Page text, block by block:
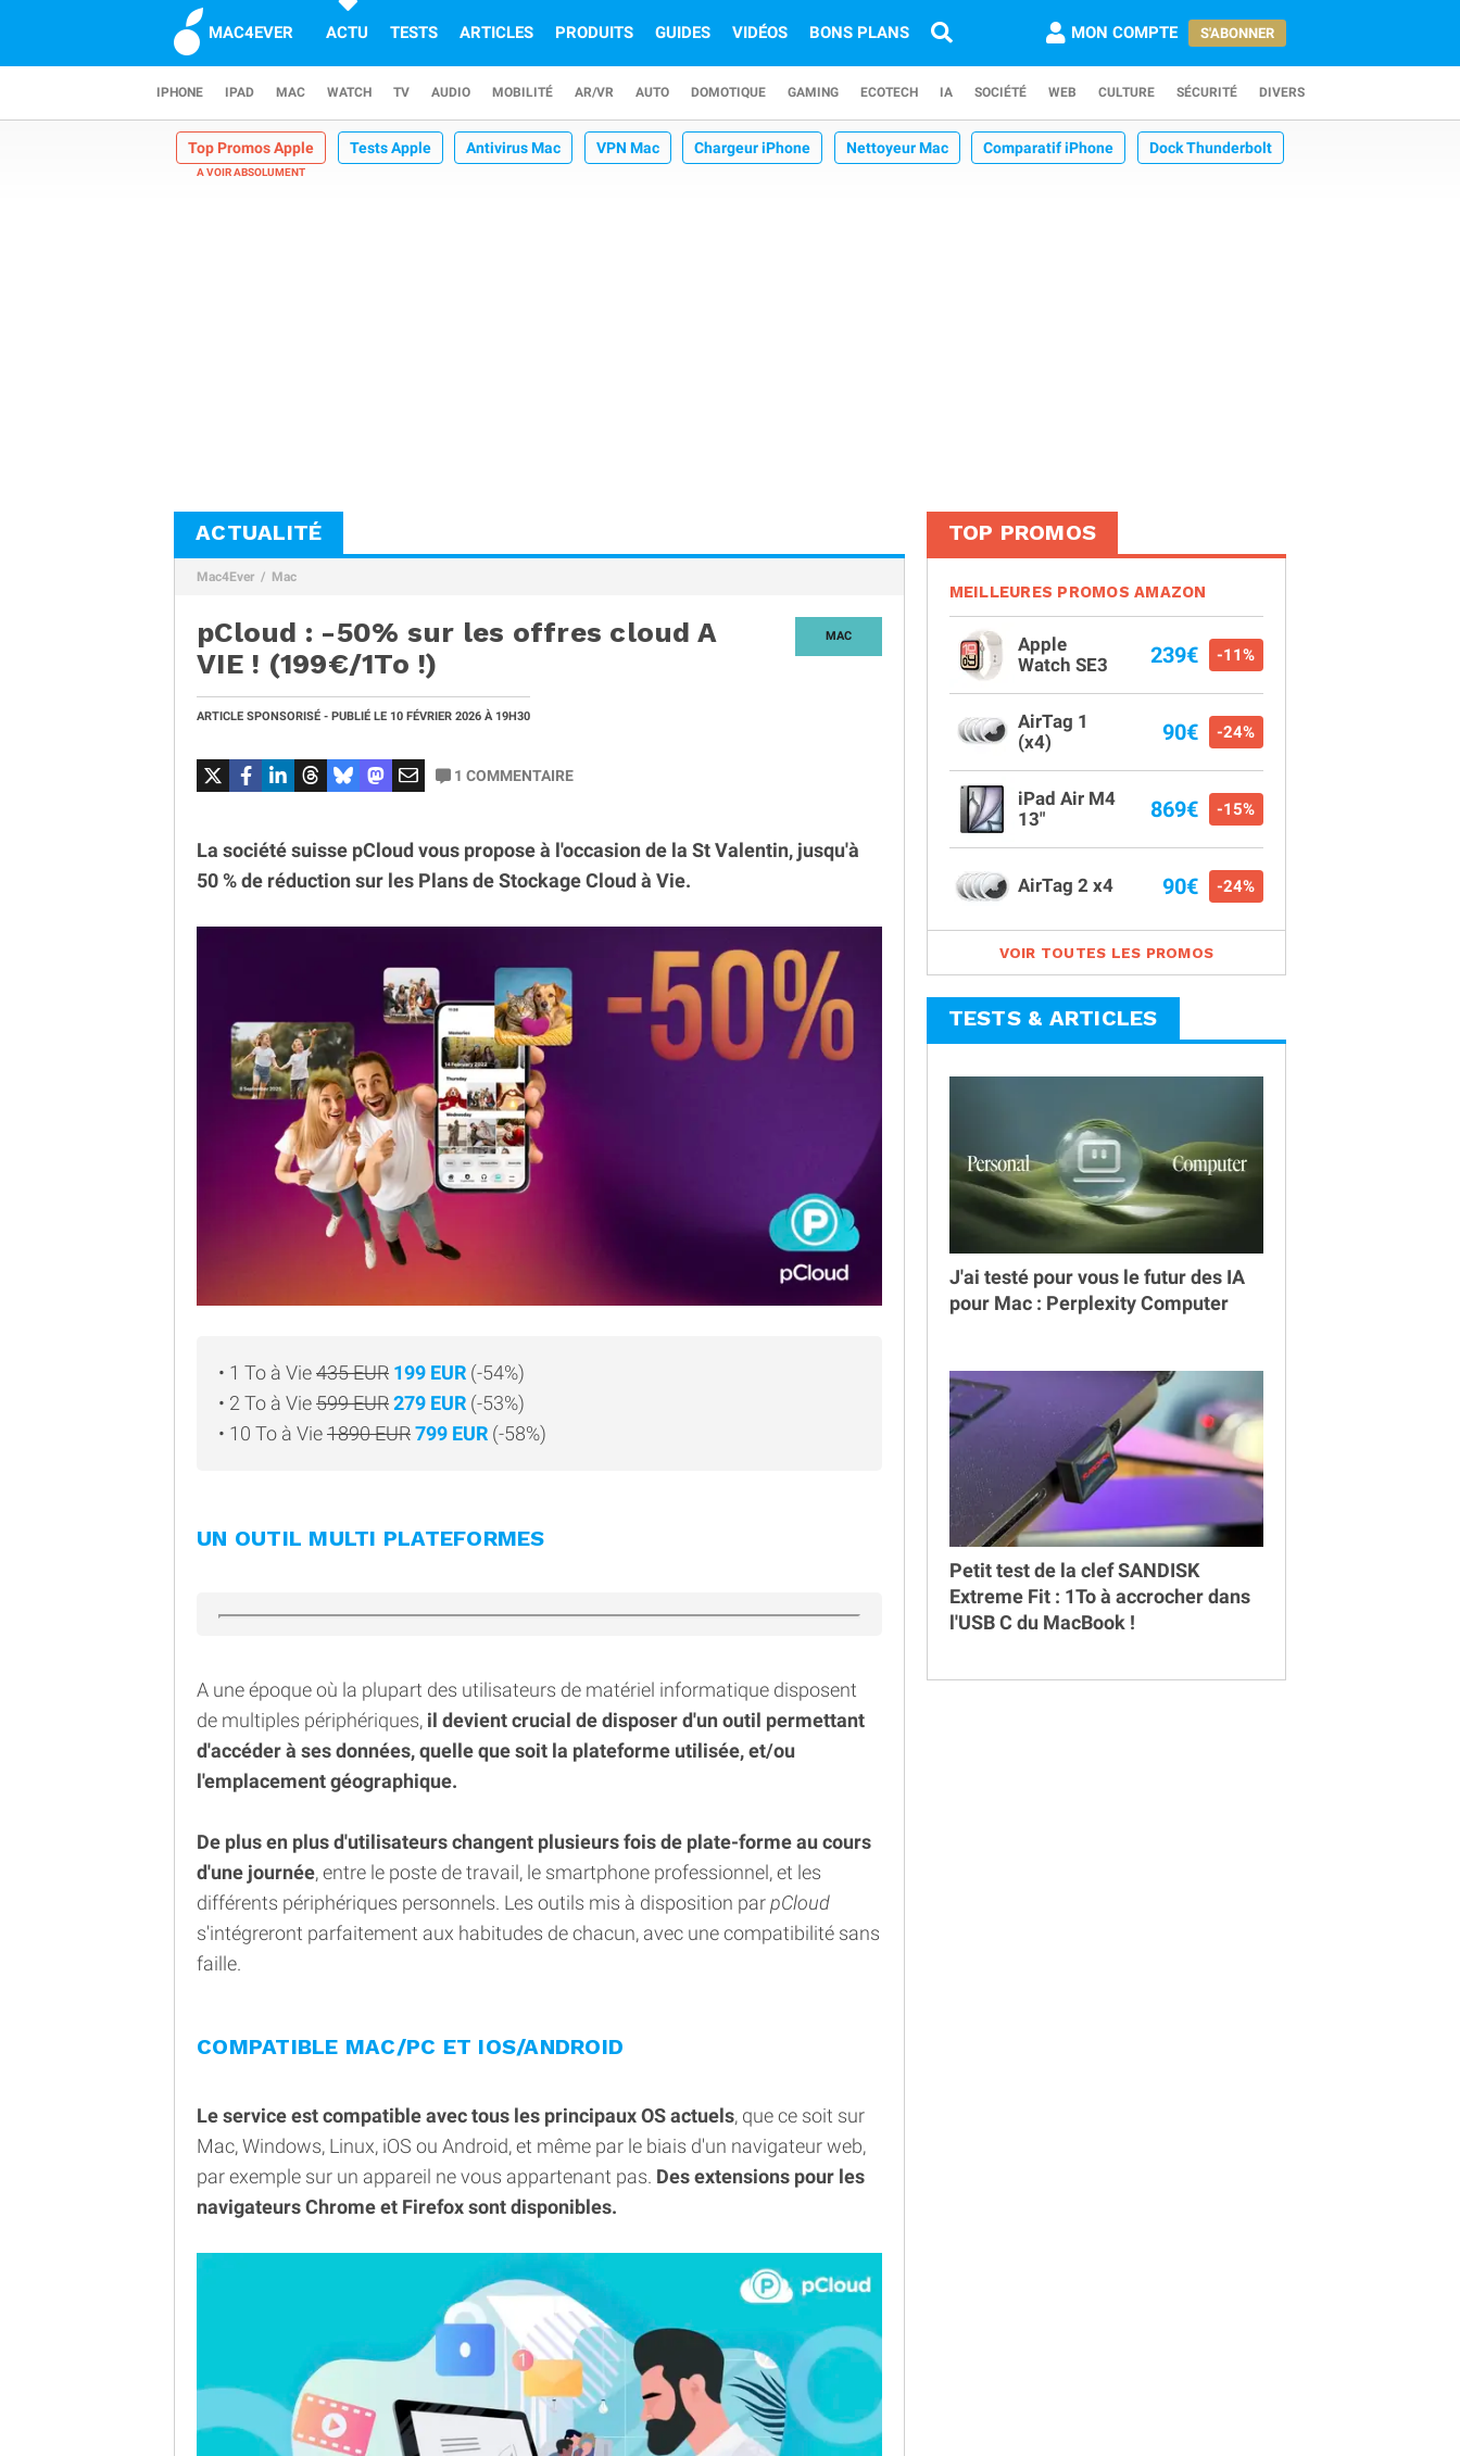
MAC4EVER ACTU TESTS ARTICLES PRODUITS GUIDES VIDÉOS BONS PLANS MON COMPTE S'ABONNER
IPHONE IPAD MAC WATCH TV AUDIO MOBILITÉ AR/VR AUTO DOMOTIQUE GAMING ECOTECH IA SOCIÉTÉ WEB CULTURE SÉCURITÉ DIVERS
Top Promos Apple Tests Apple Antivirus Mac VPN Mac Chargeur iPhone Nettoyeur Mac Comparatif iPhone Dock Thunderbolt
ACTUALITÉ
Mac4Ever Mac
MAC
pCloud : -50% sur les offres cloud A
VIE ! (199€/1To !)
ARTICLE SPONSORISÉ - PUBLIÉ LE 10 FÉVRIER 2026 À 19H30
1 COMMENTAIRE
La société suisse pCloud vous propose à l'occasion de la St Valentin, jusqu'à
50 % de réduction sur les Plans de Stockage Cloud à Vie.
• 1 To à Vie435 EUR 199 EUR (-54%)
• 2 To à Vie599 EUR279 EUR (-53%)
• 10 To à Vie1890 EUR799 EUR (-58%)
UN OUTIL MULTI PLATEFORMES
A une époque où la plupart des utilisateurs de matériel informatique disposent
de multiples périphériques, il devient crucial de disposer d'un outil permettant
d'accéder à ses données, quelle que soit la plateforme utilisée, et/ou
l'emplacement géographique.
De plus en plus d'utilisateurs changent plusieurs fois de plate-forme au cours
d'une journée, entre le poste de travail, le smartphone professionnel, et les
différents périphériques personnels. Les outils mis à disposition parpCloud
s'intégreront parfaitement aux habitudes de chacun, avec une compatibilité sans
faille.
COMPATIBLE MAC/PC ET IOS/ANDROID
Le service est compatible avec tous les principaux OS actuels, que ce soit sur
Mac, Windows, Linux, iOS ou Android, et même par le biais d'un navigateur web,
par exemple sur un appareil ne vous appartenant pas. Des extensions pour les
navigateurs Chrome et Firefox sont disponibles.
TOP PROMOS
MEILLEURES PROMOS AMAZON
Apple
Watch SE3
239€ -11%
AirTag 1
(x4)
90€ -24%
iPad Air M4
13"
869€ -15%
AirTag 2 x4 90€ -24%
VOIR TOUTES LES PROMOS
TESTS & ARTICLES
J'ai testé pour vous le futur des IA
pour Mac : Perplexity Computer
Petit test de la clef SANDISK
Extreme Fit : 1To à accrocher dans
l'USB C du MacBook !